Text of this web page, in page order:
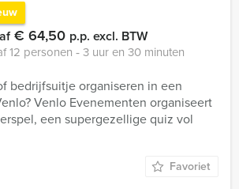
€ 64,50 p.p. excl. BTW
12 personen ‐ 3 uur en 30 minuten
bedrijfsuitje organiseren in een
Venlo Evenementen organiseert
een supergezellige quiz vol
Favoriet